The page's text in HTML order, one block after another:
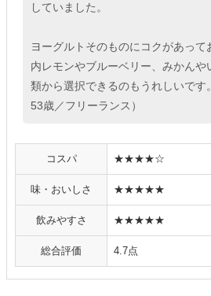
していました。
ヨーグルトそのものにコクがあって
内レモンやブルーベリー、みかん
類から選択できるのもうれしいです
53歳／フリーランス）
コスパ ★★★★☆
味・おいしさ ★★★★★
飲みやすさ ★★★★★
総合評価 4.7点